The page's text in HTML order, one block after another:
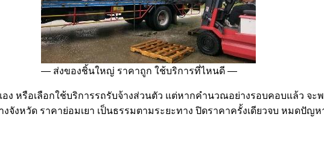
ส่งของชิ้นใหญ่ ราคาถูก ใช้บริการที่ไหนดี
หรือเลือกใช้บริการรถรับจ้างส่วนตัว แต่หากคำนวณอย่างรอบคอบแล้ว จะ
งหวัด ราคาย่อมเยา เป็นธรรมตามระยะทาง ปิดราคาครั้งเดียวจบ หมดปัญห